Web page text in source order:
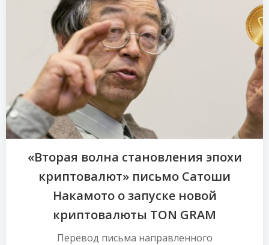
«Вторая волна становления эпохи
криптовалют» письмо Сатоши
Накамото о запуске новой
криптовалюты TON GRAM
Перевод письма направленного